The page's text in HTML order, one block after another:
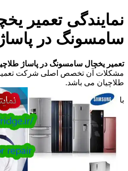
نمایندگی تعمیر
سامسونگ در
تعمیر یخچال سامسونگ در پاساژ
مشکلات آن تخصص اصلی شرکت
طلاچیان می باشد.
با